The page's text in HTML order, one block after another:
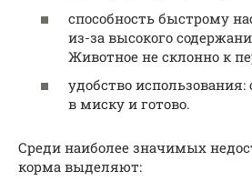
способность быстрому
из-за высокого
Животное не склонно к
удобство
в миску и готово.
Среди наиболее значимых
корма выделяют: